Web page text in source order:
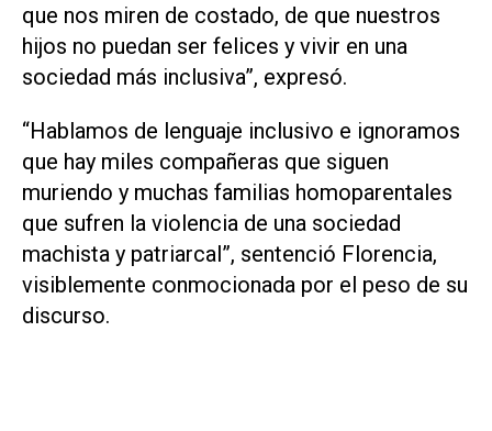
que nos miren de costado, de que nuestros
hijos no puedan ser felices y vivir en una
sociedad más inclusiva”, expresó.
“Hablamos de lenguaje inclusivo e ignoramos
que hay miles compañeras que siguen
muriendo y muchas familias homoparentales
que sufren la violencia de una sociedad
machista y patriarcal”, sentenció Florencia,
visiblemente conmocionada por el peso de su
discurso.